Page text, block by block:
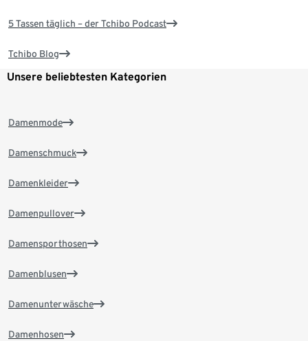
5 Tassen täglich – der Tchibo Podcast
Tchibo Blog
Unsere beliebtesten Kategorien
Damenmode
Damenschmuck
Damenkleider
Damenpullover
Damensporthosen
Damenblusen
Damenunterwäsche
Damenhosen